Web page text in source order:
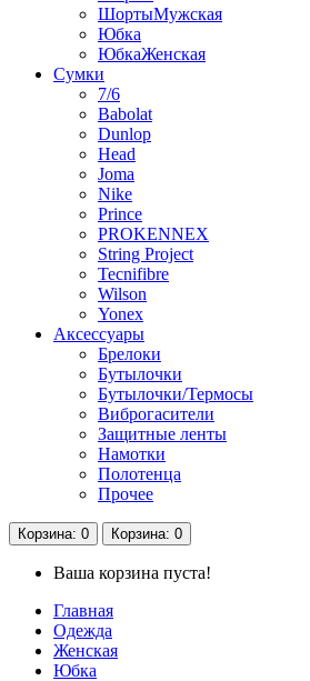
ШортыМужская
Юбка
ЮбкаЖенская
Сумки
7/6
Babolat
Dunlop
Head
Joma
Nike
Prince
PROKENNEX
String Project
Tecnifibre
Wilson
Yonex
Аксессуары
Брелоки
Бутылочки
Бутылочки/Термосы
Виброгасители
Защитные ленты
Намотки
Полотенца
Прочее
Корзина: 0 Корзина: 0
Ваша корзина пуста!
Главная
Одежда
Женская
Юбка